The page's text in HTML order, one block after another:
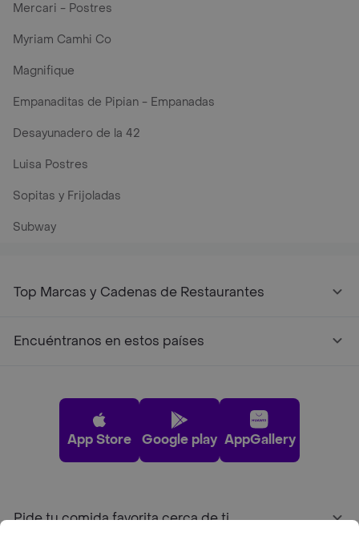
Mercari - Postres
Myriam Camhi Co
Magnifique
Empanaditas de Pipian - Empanadas
Desayunadero de la 42
Luisa Postres
Sopitas y Frijoladas
Subway
Top Marcas y Cadenas de Restaurantes
Encuéntranos en estos países
App Store Google play AppGallery
Pide tu comida favorita cerca de ti